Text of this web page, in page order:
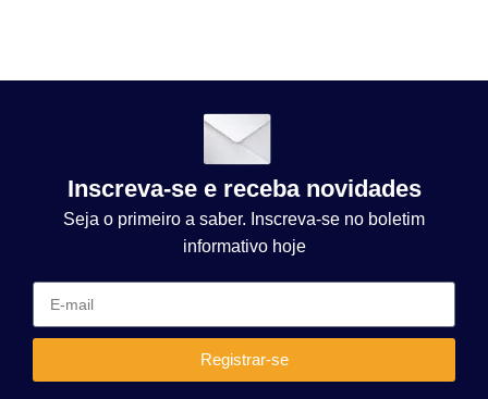
Inscreva-se e receba novidades
Seja o primeiro a saber. Inscreva-se no boletim
informativo hoje
Registrar-se